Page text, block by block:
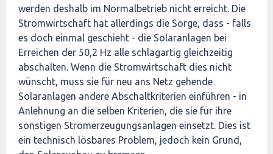
werden deshalb im Normalbetrieb nicht erreicht. Die
Stromwirtschaft hat allerdings die Sorge, dass - falls
es doch einmal geschieht - die Solaranlagen bei
Erreichen der 50,2 Hz alle schlagartig gleichzeitig
abschalten. Wenn die Stromwirtschaft dies nicht
wünscht, muss sie für neu ans Netz gehende
Solaranlagen andere Abschaltkriterien einführen - in
Anlehnung an die selben Kriterien, die sie für ihre
sonstigen Stromerzeugungsanlagen einsetzt. Dies ist
ein technisch lösbares Problem, jedoch kein Grund,